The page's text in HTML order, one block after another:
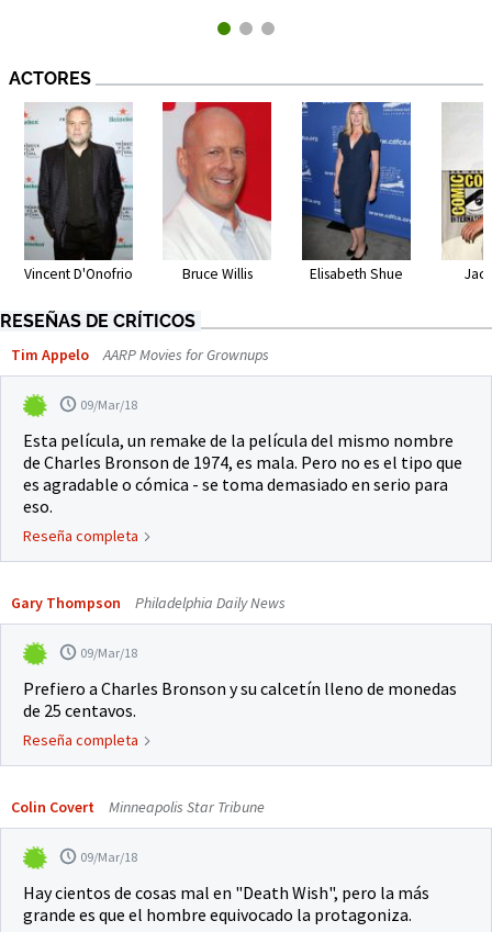
ACTORES
Vincent D'Onofrio Bruce Willis Elisabeth Shue
RESEÑAS DE CRÍTICOS
Tim Appelo AARP Movies for Grownups
09/Mar/18
Esta película, un remake de la película del mismo nombre
de Charles Bronson de 1974, es mala. Pero no es el tipo que
es agradable o cómica - se toma demasiado en serio para
eso.
Reseña completa
Gary Thompson Philadelphia Daily News
09/Mar/18
Prefiero a Charles Bronson y su calcetín lleno de monedas
de 25 centavos.
Reseña completa
Colin Covert Minneapolis Star Tribune
09/Mar/18
Hay cientos de cosas mal en "Death Wish", pero la más
grande es que el hombre equivocado la protagoniza.